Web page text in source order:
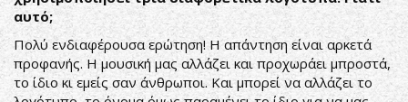
αυτό;
Πολύ ενδιαφέρουσα ερώτηση! Η απάντηση είναι αρκετά
προφανής. Η μουσική μας αλλάζει και προχωράει μπροστά,
το ίδιο κι εμείς σαν άνθρωποι. Και μπορεί να αλλάζει το